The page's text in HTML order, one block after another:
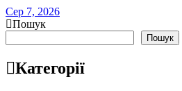
Сер 7, 2026
Пошук
Пошук
Категорії